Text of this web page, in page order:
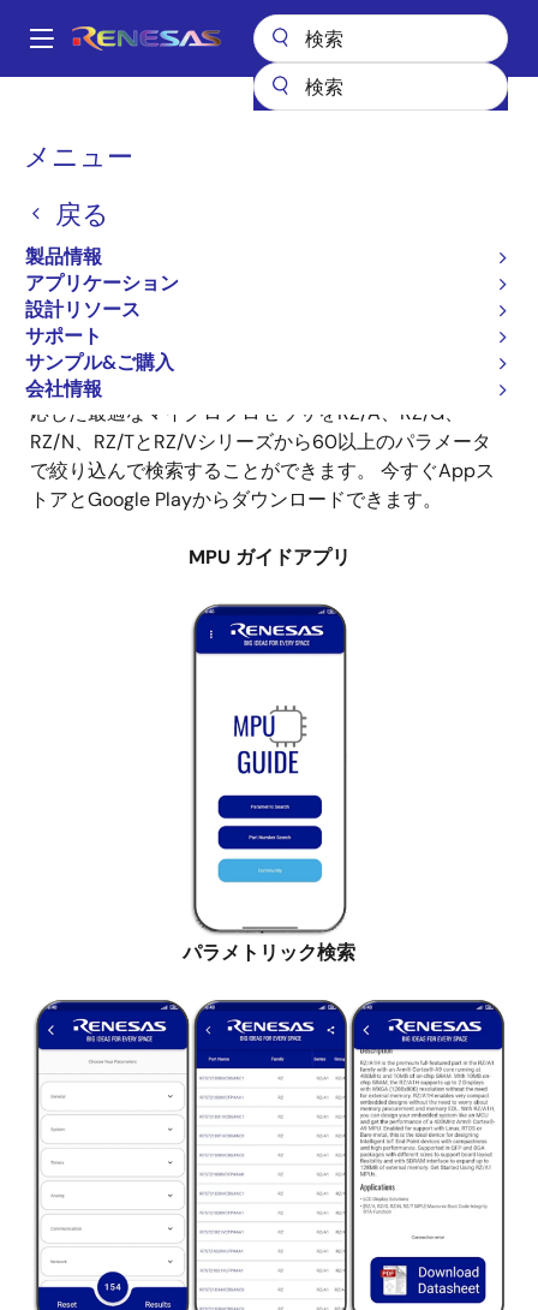
ン
Main
メニュー
戻る
製品情報
アプリケーション
設計リソース
サポート
サンプル&ご購入
会社情報
パ
く
ず
マイクロコントローラとマイクロプロセッサ
Renesas MPU ガイドアプ
リ
使い勝手が良いルネサスMPU ガイドアプリは、開発に
応じた最適なマイクロプロセッサをRZ/A、RZ/G、
RZ/N、RZ/TとRZ/Vシリーズから60以上のパラメータ
で絞り込んで検索することができます。 今すぐAppス
トアとGoogle Playからダウンロードできます。
MPU ガイドアプリ
パラメトリック検索
画
像